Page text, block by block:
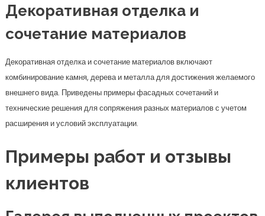
Декоративная отделка и
сочетание материалов
Декоративная отделка и сочетание материалов включают
комбинирование камня, дерева и металла для достижения желаемого
внешнего вида. Приведены примеры фасадных сочетаний и
технические решения для сопряжения разных материалов с учетом
расширения и условий эксплуатации.
Примеры работ и отзывы
клиентов